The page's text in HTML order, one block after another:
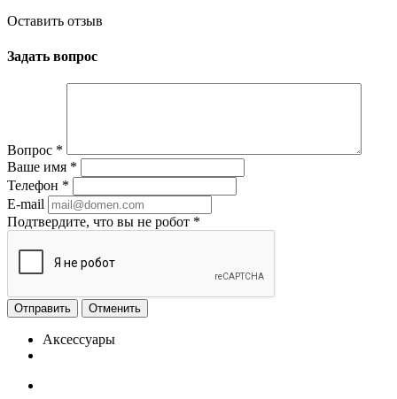
Оставить отзыв
Задать вопрос
Вопрос *
Ваше имя *
Телефон *
E-mail
Подтвердите, что вы не робот *
Отменить
Аксессуары